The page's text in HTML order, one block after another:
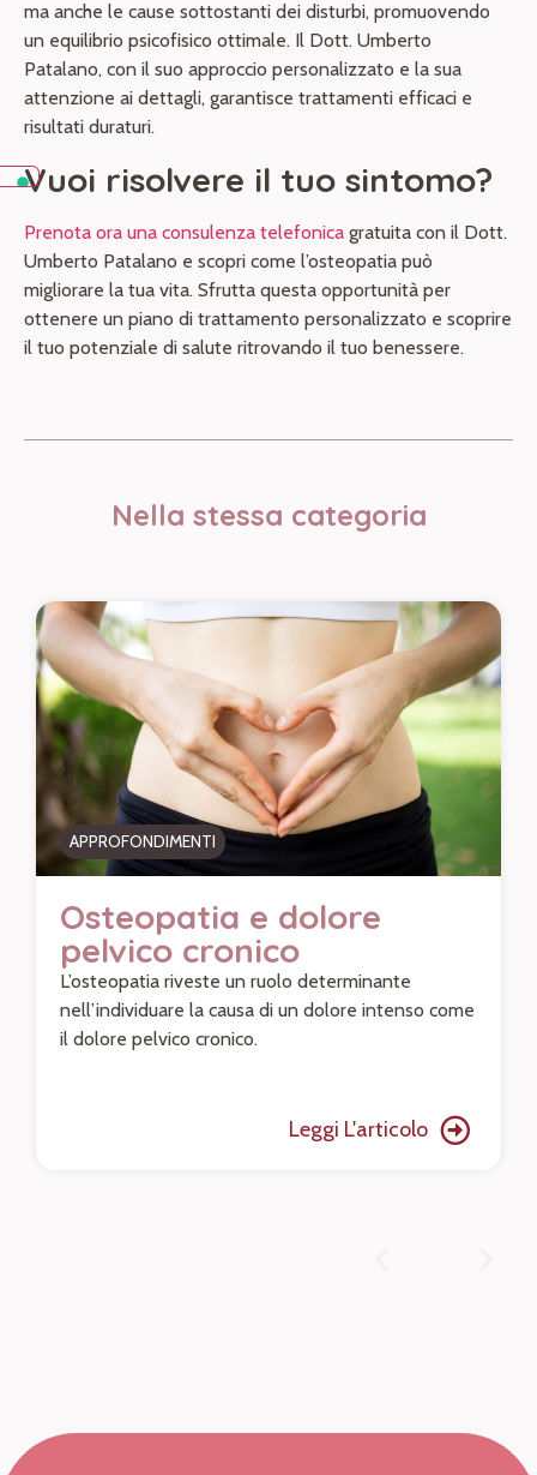
ma anche le cause sottostanti dei disturbi, promuovendo
un equilibrio psicofisico ottimale. Il Dott. Umberto
Patalano, con il suo approccio personalizzato e la sua
attenzione ai dettagli, garantisce trattamenti efficaci e
risultati duraturi.
Vuoi risolvere il tuo sintomo?
Prenota ora una consulenza telefonica gratuita con il Dott.
Umberto Patalano e scopri come l’osteopatia può
migliorare la tua vita. Sfrutta questa opportunità per
ottenere un piano di trattamento personalizzato e scoprire
il tuo potenziale di salute ritrovando il tuo benessere.
Nella stessa categoria
APPROFONDIMENTI
Osteopatia e dolore
pelvico cronico
L’osteopatia riveste un ruolo determinante
nell’individuare la causa di un dolore intenso come
il dolore pelvico cronico.
Leggi L'articolo